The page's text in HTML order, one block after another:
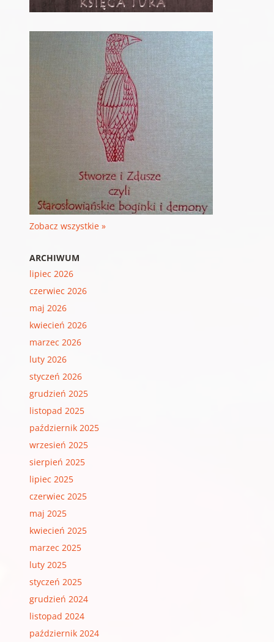
Zobacz wszystkie »
ARCHIWUM
lipiec 2026
czerwiec 2026
maj 2026
kwiecień 2026
marzec 2026
luty 2026
styczeń 2026
grudzień 2025
listopad 2025
październik 2025
wrzesień 2025
sierpień 2025
lipiec 2025
czerwiec 2025
maj 2025
kwiecień 2025
marzec 2025
luty 2025
styczeń 2025
grudzień 2024
listopad 2024
październik 2024